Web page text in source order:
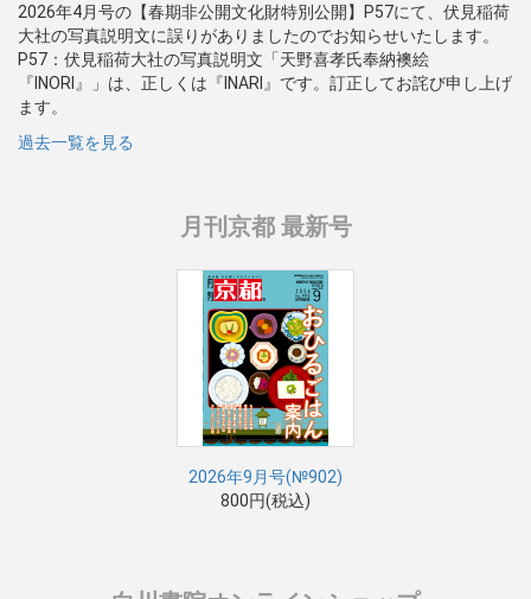
2026年4月号の【春期非公開文化財特別公開】P57にて、伏見稲荷
大社の写真説明文に誤りがありましたのでお知らせいたします。
P57：伏見稲荷大社の写真説明文「天野喜孝氏奉納襖絵
『INORI』」は、正しくは『INARI』です。訂正してお詫び申し上げ
ます。
過去一覧を見る
月刊京都 最新号
2026年9月号(№902)
800円(税込)